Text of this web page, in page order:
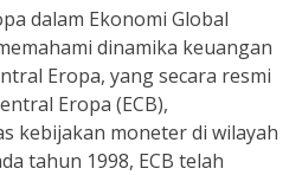
dalam Ekonomi Global
dinamika keuangan
Eropa, yang secara resmi
Eropa (ECB),
kebijakan moneter di wilayah
tahun 1998, ECB telah